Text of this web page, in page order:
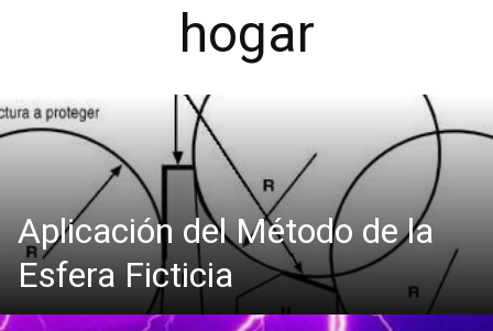
d
hogar
Aplicación del Método de la
Esfera Ficticia